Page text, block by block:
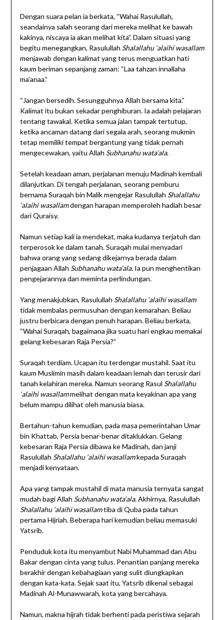
Dengan suara pelan ia berkata, “Wahai Rasulullah,
seandainya salah seorang dari mereka melihat ke bawah
kakinya, niscaya ia akan melihat kita”. Dalam situasi yang
begitu menegangkan, Rasulullah Shalallahu ‘alaihi wasallam
menjawab dengan kalimat yang terus menguatkan hati
kaum beriman sepanjang zaman: “Laa tahzan innallaha
ma’anaa.”
“Jangan bersedih. Sesungguhnya Allah bersama kita.”
Kalimat itu bukan sekadar penghiburan. Ia adalah pelajaran
tentang tawakal. Ketika semua jalan tampak tertutup,
ketika ancaman datang dari segala arah, seorang mukmin
tetap memiliki tempat bergantung yang tidak pernah
mengecewakan, yaitu Allah Subhanahu wata’ala.
Setelah keadaan aman, perjalanan menuju Madinah kembali
dilanjutkan. Di tengah perjalanan, seorang pemburu
bernama Suraqah bin Malik mengejar Rasulullah Shalallahu
‘alaihi wasallamdengan harapan memperoleh hadiah besar
dari Quraisy.
Namun setiap kali ia mendekat, maka kudanya terjatuh dan
terperosok ke dalam tanah. Suraqah mulai menyadari
bahwa orang yang sedang dikejarnya berada dalam
penjagaan Allah Subhanahu wata’ala. Ia pun menghentikan
pengejarannya dan meminta perlindungan.
Yang menakjubkan, Rasulullah Shalallahu ‘alaihi wasallam
tidak membalas permusuhan dengan kemarahan. Beliau
justru berbicara dengan penuh harapan. Beliau berkata,
“Wahai Suraqah, bagaimana jika suatu hari engkau memakai
gelang kebesaran Raja Persia?”
Suraqah terdiam. Ucapan itu terdengar mustahil. Saat itu
kaum Muslimin masih dalam keadaan lemah dan terusir dari
tanah kelahiran mereka. Namun seorang Rasul Shalallahu
‘alaihi wasallammelihat dengan mata keyakinan apa yang
belum mampu dilihat oleh manusia biasa.
Bertahun-tahun kemudian, pada masa pemerintahan Umar
bin Khattab, Persia benar-benar ditaklukkan. Gelang
kebesaran Raja Persia dibawa ke Madinah, dan janji
Rasulullah Shalallahu ‘alaihi wasallamkepada Suraqah
menjadi kenyataan.
Apa yang tampak mustahil di mata manusia ternyata sangat
mudah bagi Allah Subhanahu wata’ala. Akhirnya, Rasulullah
Shalallahu ‘alaihi wasallamtiba di Quba pada tahun
pertama Hijriah. Beberapa hari kemudian beliau memasuki
Yatsrib.
Penduduk kota itu menyambut Nabi Muhammad dan Abu
Bakar dengan cinta yang tulus. Penantian panjang mereka
berakhir dengan kebahagiaan yang sulit diungkapkan
dengan kata-kata. Sejak saat itu, Yatsrib dikenal sebagai
Madinah Al-Munawwarah, kota yang bercahaya.
Namun, makna hijrah tidak berhenti pada peristiwa sejarah